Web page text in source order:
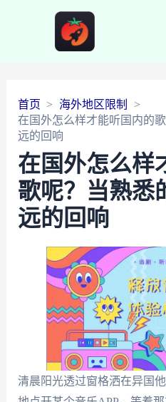
首页
海外地区限制
在国外怎么样才能听国内的
远的回响
在国外怎么样
歌呢？当熟悉
远的回响
清晨阳光透过窗格洒在异国